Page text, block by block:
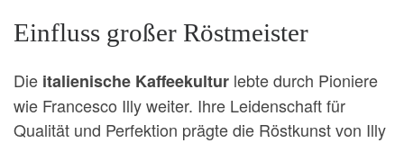
Einfluss großer Röstmeister
Die italienische Kaffeekultur lebte durch Pioniere
wie Francesco Illy weiter. Ihre Leidenschaft für
Qualität und Perfektion prägte die Röstkunst von Illy